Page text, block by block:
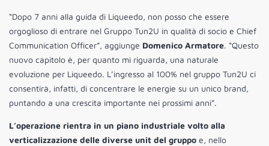
“Dopo 7 anni alla guida di Liqueedo, non posso che essere
orgoglioso di entrare nel Gruppo Tun2U in qualità di socio e Chief
Communication Officer”, aggiunge Domenico Armatore. “Questo
nuovo capitolo è, per quanto mi riguarda, una naturale
evoluzione per Liqueedo. L’ingresso al 100% nel gruppo Tun2U ci
consentirà, infatti, di concentrare le energie su un unico brand,
puntando a una crescita importante nei prossimi anni”.
L’operazione rientra in un piano industriale volto alla
verticalizzazione delle diverse unit del gruppo e, nello